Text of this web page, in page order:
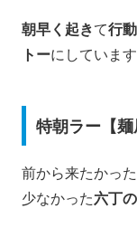
朝早く起きて行動
トーにしています
特朝ラー【麺
前から来たかっ
少なかった六丁